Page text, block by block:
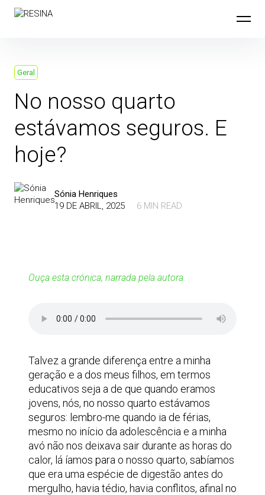
Skip
Geral
No nosso quarto
estávamos seguros. E
hoje?
Sónia Henriques
19 DE ABRIL, 2025
6 MIN READ
Ouça esta crónica, narrada pela autora.
Talvez a grande diferença entre a minha
geração e a dos meus filhos, em termos
educativos seja a de que quando eramos
jovens, nós, no nosso quarto estávamos
seguros: lembro-me quando ia de férias,
mesmo no início da adolescência e a minha
avó não nos deixava sair durante as horas do
calor, lá íamos para o nosso quarto, sabíamos
que era uma espécie de digestão antes do
mergulho, havia tédio, havia conflitos, afinal no